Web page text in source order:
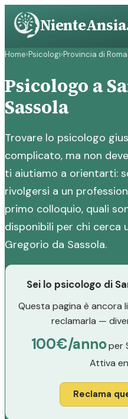
Vai
contenuto
Home›Psicologi›Provincia di Roma
Psicologo a
Sassola
Trovare lo psicologo
complicato, ma non
ti aiutiamo a orientarti:
rivolgersi a un
primo colloquio, quali
disponibili per chi cerca
Gregorio da Sassola.
Sei lo psicologo di
Questa pagina è ancora
reclamarla —
100€/annoper
Attiva
Reclama